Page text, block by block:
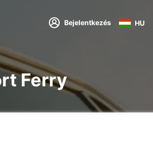
Bejelentkezés HU
Ferry